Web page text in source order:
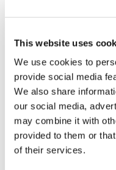
This website uses
We use cookies to
provide social media
We also share
our social media,
may combine it with
provided to them or
of their services.
Seiten
Galerie
Karriere
Kontakt
LÖSUNGEN
News im Update
News im Update 2023
News im Update
Partner
Service